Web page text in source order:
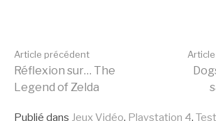
Lire
la
Article précédent
Réflexion sur… The
Legend of Zelda
Publié dans Jeux Vidéo, Playstation 4,